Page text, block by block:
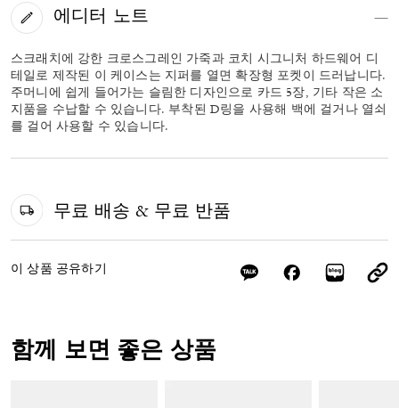
에디터 노트
스크래치에 강한 크로스그레인 가죽과 코치 시그니처 하드웨어 디
테일로 제작된 이 케이스는 지퍼를 열면 확장형 포켓이 드러납니다.
주머니에 쉽게 들어가는 슬림한 디자인으로 카드 5장, 기타 작은 소
지품을 수납할 수 있습니다. 부착된 D링을 사용해 백에 걸거나 열쇠
를 걸어 사용할 수 있습니다.
무료 배송 & 무료 반품
이 상품 공유하기
함께 보면 좋은 상품